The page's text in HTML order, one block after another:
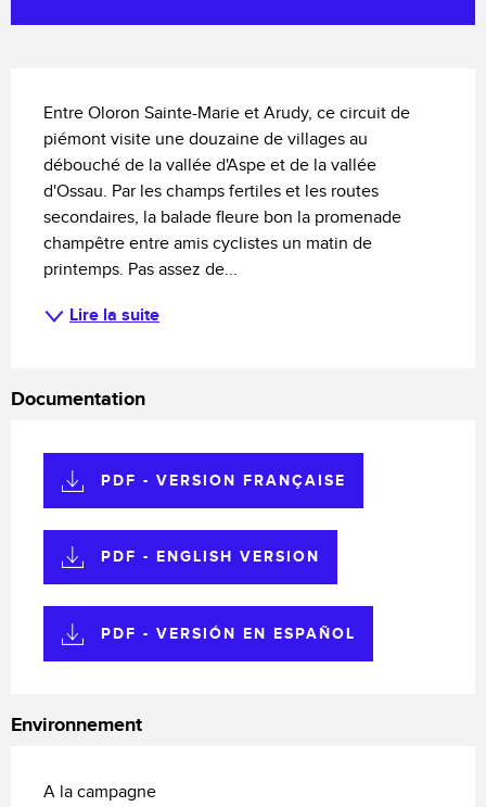
Entre Oloron Sainte-Marie et Arudy, ce circuit de
piémont visite une douzaine de villages au
débouché de la vallée d'Aspe et de la vallée
d'Ossau. Par les champs fertiles et les routes
secondaires, la balade fleure bon la promenade
champêtre entre amis cyclistes un matin de
printemps. Pas assez de...
Lire la suite
Documentation
PDF - VERSION FRANÇAISE
PDF - ENGLISH VERSION
PDF - VERSIÓN EN ESPAÑOL
Environnement
A la campagne